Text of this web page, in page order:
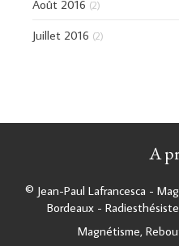
Août 2016 (2)
Juillet 2016 (2)
A
© Jean-Paul Lafrancesca -
Bordeaux -
Magnétisme,